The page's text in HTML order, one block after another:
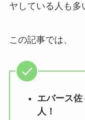
ヤしている人も多
この記事では、
エバース
人！